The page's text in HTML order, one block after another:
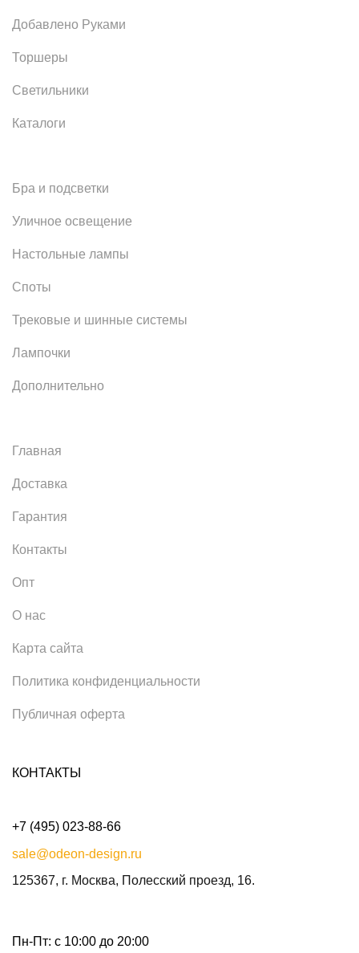
Добавлено Руками
Торшеры
Светильники
Каталоги
Бра и подсветки
Уличное освещение
Настольные лампы
Споты
Трековые и шинные системы
Лампочки
Дополнительно
Главная
Доставка
Гарантия
Контакты
Опт
О нас
Карта сайта
Политика конфиденциальности
Публичная оферта
КОНТАКТЫ
+7 (495) 023-88-66
sale@odeon-design.ru
125367, г. Москва, Полесский проезд, 16.
Пн-Пт: с 10:00 до 20:00